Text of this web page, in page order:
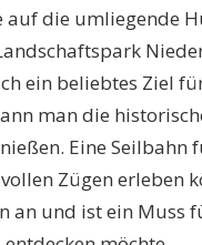
die umliegende
ein beliebtes Ziel
man die
Eine Seilbahn
Zügen erleben
an und ist ein Muss